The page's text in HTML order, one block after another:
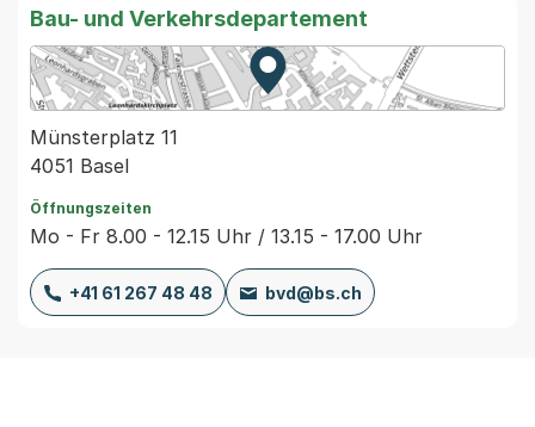
Bau- und Verkehrsdepartement
Zur Karte von MapBS.
Externer Link, wird in einem
Münsterplatz 11
4051 Basel
Öffnungszeiten
Mo - Fr 8.00 - 12.15 Uhr / 13.15 - 17.00 Uhr
+41 61 267 48 48 bvd@bs.ch